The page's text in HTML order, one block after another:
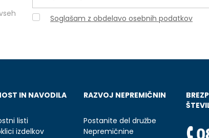
Soglašam z obdelavo osebnih podatkov
IN NAVODILA
listi
izdelkov
RAZVOJ NEPREMIČNIN
Postanite del družbe
Nepremičnine